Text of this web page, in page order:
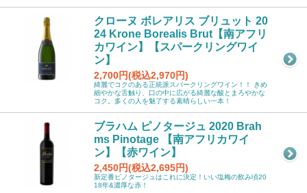
クローヌ ボレアリス ブリュット 20
24 Krone Borealis Brut【南アフリ
カワイン】【スパークリングワイ
ン】
2,700円(税込2,970円)
綺麗でコクのある正統派スパークリングワイン！！ きめ
細やかな舌触り、口の中に広がる綺麗な酸とまろやかな
コク。多くの人を魅了する素晴らしい一本！
ブラハム ピノタージュ 2020 Brah
ms Pinotage 【南アフリカワイ
ン】【赤ワイン】
2,450円(税込2,695円)
新定番ピノタージュはこれに決定！いい塩梅の飲み頃20
18年&濃厚な赤！